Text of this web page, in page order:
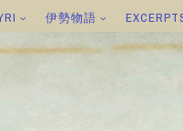
伊勢物語